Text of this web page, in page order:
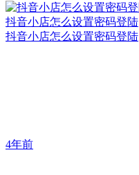
抖音小店怎么设置密码登陆
抖音小店怎么设置密码登陆
4年前